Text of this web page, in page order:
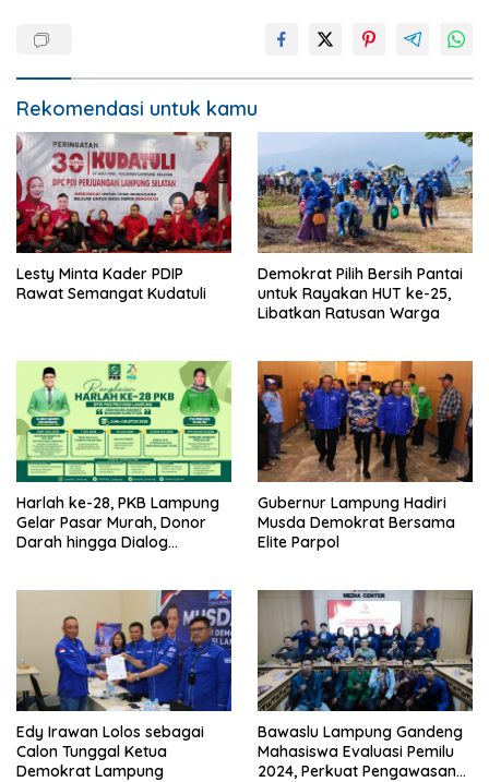
Rekomendasi untuk kamu
Lesty Minta Kader PDIP
Rawat Semangat Kudatuli
Demokrat Pilih Bersih Pantai
untuk Rayakan HUT ke-25,
Libatkan Ratusan Warga
Harlah ke-28, PKB Lampung
Gelar Pasar Murah, Donor
Darah hingga Dialog
Gubernur Lampung Hadiri
Musda Demokrat Bersama
Elite Parpol
Edy Irawan Lolos sebagai
Calon Tunggal Ketua
Demokrat Lampung
Bawaslu Lampung Gandeng
Mahasiswa Evaluasi Pemilu
2024, Perkuat Pengawasan